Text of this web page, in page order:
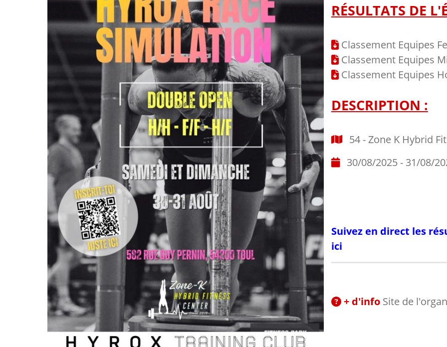
RÉSULTATS DE
Classement Equipes
Classement Equipes
Classement Equipes
DESCRIPTION :
54 - Zone K Hybrid
30/08/2025 - 31/08/
Suivez en direct les
ici
+ d'info Site de